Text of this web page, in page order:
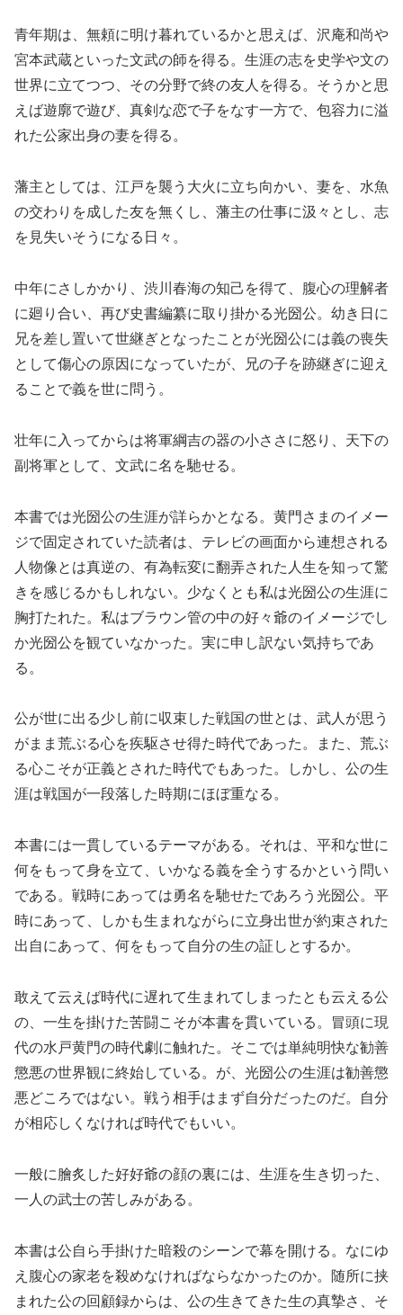
青年期は、無頼に明け暮れているかと思えば、沢庵和尚や
宮本武蔵といった文武の師を得る。生涯の志を史学や文の
世界に立てつつ、その分野で終の友人を得る。そうかと思
えば遊廓で遊び、真剣な恋で子をなす一方で、包容力に溢
れた公家出身の妻を得る。
藩主としては、江戸を襲う大火に立ち向かい、妻を、水魚
の交わりを成した友を無くし、藩主の仕事に汲々とし、志
を見失いそうになる日々。
中年にさしかかり、渋川春海の知己を得て、腹心の理解者
に廻り合い、再び史書編纂に取り掛かる光圀公。幼き日に
兄を差し置いて世継ぎとなったことが光圀公には義の喪失
として傷心の原因になっていたが、兄の子を跡継ぎに迎え
ることで義を世に問う。
壮年に入ってからは将軍綱吉の器の小ささに怒り、天下の
副将軍として、文武に名を馳せる。
本書では光圀公の生涯が詳らかとなる。黄門さまのイメー
ジで固定されていた読者は、テレビの画面から連想される
人物像とは真逆の、有為転変に翻弄された人生を知って驚
きを感じるかもしれない。少なくとも私は光圀公の生涯に
胸打たれた。私はブラウン管の中の好々爺のイメージでし
か光圀公を観ていなかった。実に申し訳ない気持ちであ
る。
公が世に出る少し前に収束した戦国の世とは、武人が思う
がまま荒ぶる心を疾駆させ得た時代であった。また、荒ぶ
る心こそが正義とされた時代でもあった。しかし、公の生
涯は戦国が一段落した時期にほぼ重なる。
本書には一貫しているテーマがある。それは、平和な世に
何をもって身を立て、いかなる義を全うするかという問い
である。戦時にあっては勇名を馳せたであろう光圀公。平
時にあって、しかも生まれながらに立身出世が約束された
出自にあって、何をもって自分の生の証しとするか。
敢えて云えば時代に遅れて生まれてしまったとも云える公
の、一生を掛けた苦闘こそが本書を貫いている。冒頭に現
代の水戸黄門の時代劇に触れた。そこでは単純明快な勧善
懲悪の世界観に終始している。が、光圀公の生涯は勧善懲
悪どころではない。戦う相手はまず自分だったのだ。自分
が相応しくなければ時代でもいい。
一般に膾炙した好好爺の顔の裏には、生涯を生き切った、
一人の武士の苦しみがある。
本書は公自ら手掛けた暗殺のシーンで幕を開ける。なにゆ
え腹心の家老を殺めなければならなかったのか。随所に挟
まれた公の回顧録からは、公の生きてきた生の真摯さ、そ